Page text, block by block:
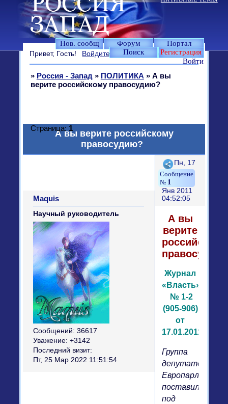
Нов. сообщ Форум
Портал
Поиск
Регистрация
Войти
Привет, Гость! Войдите илизарегистрируйтесь.
» Россия - Запад » ПОЛИТИКА » А вы
верите российскому правосудию?
А вы верите российскому
правосудию?
Страница: 1
Поделиться
1
Пн, 17
Янв 2011
04:52:05
Maquis
Научный руководитель
Сообщений: 36617
Уважение: +3142
Последний визит:
Пт, 25 Мар 2022 11:51:54
А вы
верите
российскому
Журнал
«Власть»
№ 1-2
(905-906)
от
17.01.2011
Группа
депутатов
поставила
под